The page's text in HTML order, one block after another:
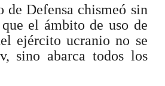
Defensa chismeó sin
el ámbito de uso de
ejército ucranio no se
sino abarca todos los